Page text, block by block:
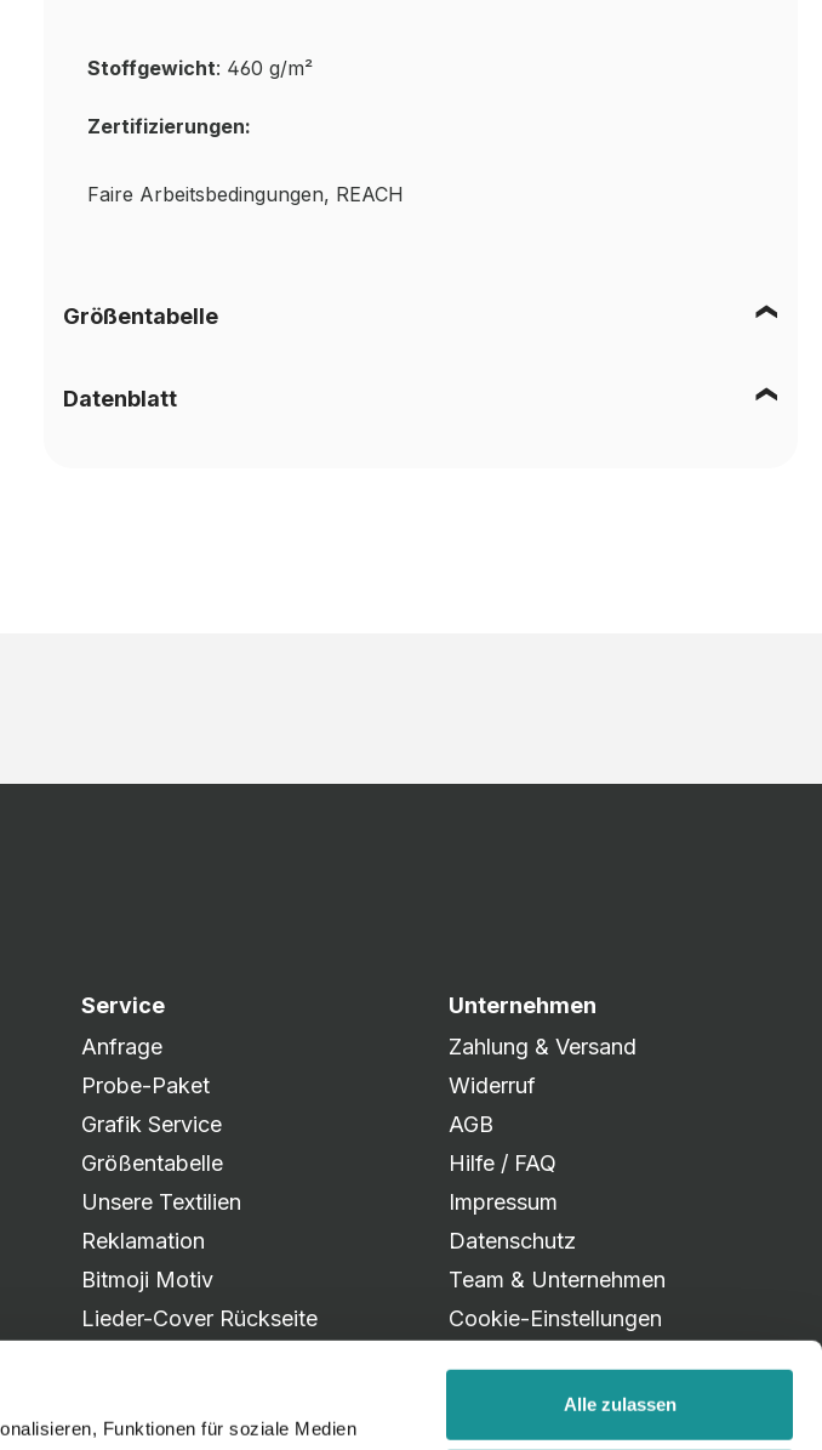
Funktionen für soziale Medien
Alle zulassen
Stoffgewicht: 460 g/m²
Zertifizierungen:
Faire Arbeitsbedingungen, REACH
Größentabelle
Datenblatt
Service
Anfrage
Probe-Paket
Grafik Service
Größentabelle
Unsere Textilien
Reklamation
Bitmoji Motiv
Lieder-Cover Rückseite
Unternehmen
Zahlung & Versand
Widerruf
AGB
Hilfe / FAQ
Impressum
Datenschutz
Team & Unternehmen
Cookie-Einstellungen